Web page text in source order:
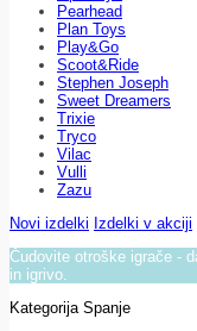
Pearhead
Plan Toys
Play&Go
Scoot&Ride
Stephen Joseph
Sweet Dreamers
Trixie
Tryco
Vilac
Vulli
Zazu
Novi izdelki Izdelki v akciji
Čudovite otroške igrače -
in igrivo.
Kategorija Spanje